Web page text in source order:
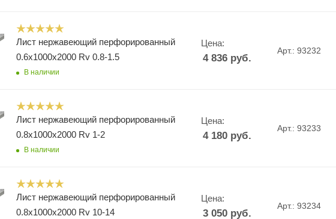
Лист нержавеющий перфорированный
0.6х1000х2000 Rv 0.8-1.5
В наличии
Цена:
4 836руб.
Арт.: 93232
Лист нержавеющий перфорированный
0.8х1000х2000 Rv 1-2
В наличии
Цена:
4 180руб.
Арт.: 93233
Лист нержавеющий перфорированный
0.8х1000х2000 Rv 10-14
Цена:
3 050руб.
Арт.: 93234